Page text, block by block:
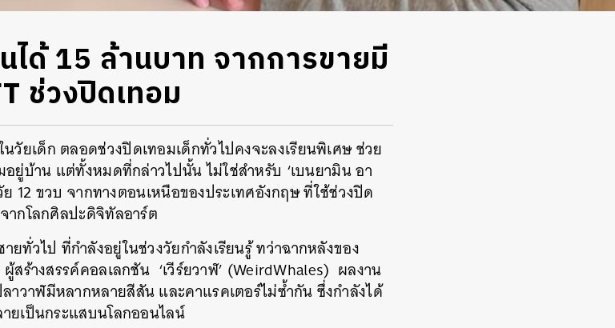
นได้ 15 ล้านบาท จากการขายมี
ช่วงปิดเทอม
ยเด็ก ตลอดช่วงปิดเทอมเด็กทั่วไปคงจะลงเรียนพิเศษ ช่วย
ยู่บ้าน แต่ทั้งหมดที่กล่าวไปนั้น ไม่ใช่สำหรับ ‘เบนยามิน อา
12 ขวบ จากทางตอนเหนือของประเทศอังกฤษ ที่ใช้ช่วงปิด
ากโลกศิลปะดิจิทัลอาร์ต
ยทั่วไป ที่กำลังอยู่ในช่วงวัยกำลังเรียนรู้ ทว่าฉากหลังของ
สร้างสรรค์คอลเลกชัน ‘เวีร์ยวาฬ’ (WeirdWhales) ผลงาน
วาฬมีหลากหลายสีสัน และคาแรคเตอร์ไม่ซ้ำกัน ซึ่งกำลังได้
ยเป็นกระแสบนโลกออนไลน์